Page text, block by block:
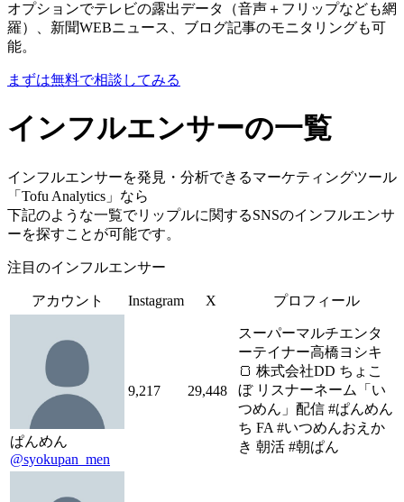
オプションでテレビの露出データ（音声＋フリップなども網
羅）、新聞WEBニュース、ブログ記事のモニタリングも可
能。
まずは無料で相談してみる
インフルエンサーの一覧
インフルエンサーを発見・分析できるマーケティングツール
「Tofu Analytics」なら
下記のような一覧でリップルに関するSNSのインフルエンサ
ーを探すことが可能です。
注目のインフルエンサー
アカウント Instagram X プロフィール
ぱんめん
@syokupan_men
9,217 29,448
スーパーマルチエンタ
ーテイナー高橋ヨシキ
🍞 株式会社DD ちょこ
ぼ リスナーネーム「い
つめん」配信 #ぱんめん
ち FA #いつめんおえか
き 朝活 #朝ぱん